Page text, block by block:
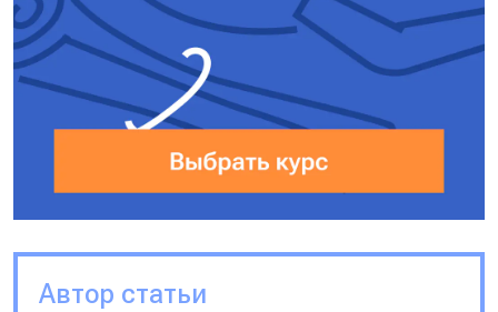
Автор статьи